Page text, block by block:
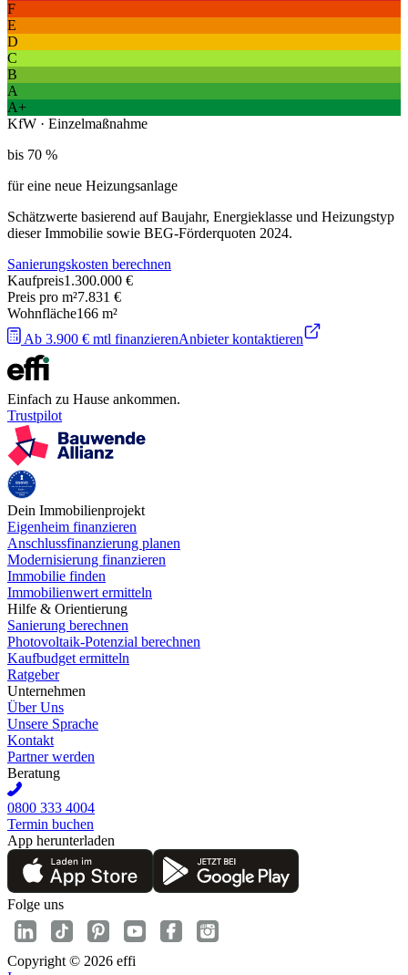
F
E
D
C
B
A
A+
KfW · Einzelmaßnahme
bis 70 %
für eine neue Heizungsanlage
Schätzwerte basierend auf Baujahr, Energieklasse und Heizungstyp
dieser Immobilie sowie BEG-Förderquoten 2024.
Sanierungskosten berechnen
Kaufpreis1.300.000 €
Preis pro m²7.831 €
Wohnfläche166 m²
Ab 3.900 € mtl finanzierenAnbieter kontaktieren
Einfach zu Hause ankommen.
Trustpilot
Dein Immobilienprojekt
Eigenheim finanzieren
Anschlussfinanzierung planen
Modernisierung finanzieren
Immobilie finden
Immobilienwert ermitteln
Hilfe & Orientierung
Sanierung berechnen
Photovoltaik-Potenzial berechnen
Kaufbudget ermitteln
Ratgeber
Unternehmen
Über Uns
Unsere Sprache
Kontakt
Partner werden
Beratung
0800 333 4004
Termin buchen
App herunterladen
Folge uns
Copyright © 2026 effi